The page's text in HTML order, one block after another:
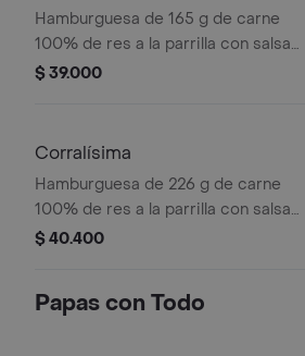
Hamburguesa de 165 g de carne
100% de res a la parrilla con salsa
BBQ, tocineta, queso americano,
mostaza en pan papa
$ 39.000
Corralísima
Hamburguesa de 226 g de carne
100% de res a la parrilla con salsa
bbq, queso mozzarella, tomate en
mostaza
$ 40.400
Papas con Todo